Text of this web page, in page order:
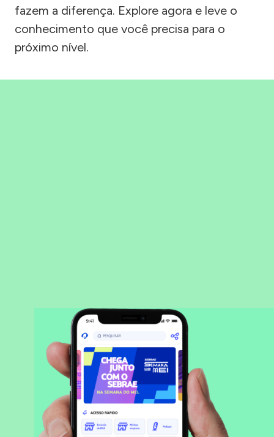
fazem a diferença. Explore agora e leve o
conhecimento que você precisa para o
próximo nível.